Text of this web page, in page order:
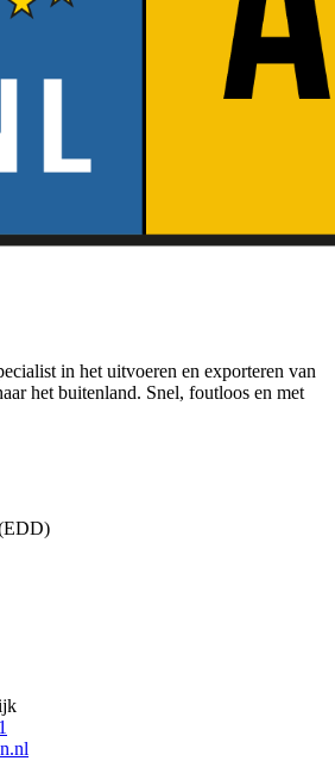
in het uitvoeren en exporteren van
het buitenland. Snel, foutloos en met